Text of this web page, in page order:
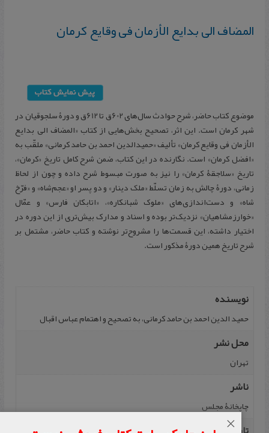
المضاف الی بدایع الأزمان فی وقایع کرمان
موضوع کتاب حاضر، شرح حوادث سال‌های 602ق تا 612ق و دورۀ سلجوقیان در
شهر کرمان است. این اثر، تصحیح بخش‌هایی از کتاب «المضاف الی بدایع
الأزمان فی وقایع کرمان» تألیف «حمیدالدین احمد بن حامد کرمانی» ملقّب به
«افضل کرمان»‌ است. نگارنده در این کتاب، ضمن شرح کامل تاریخ «کرمان»،
تاریخ «سلاجقۀ کرمان» را نیز به صورت مبسوط شرح داده و چون از لحاظ
زمانی، دورۀ چالش به زمان تسلّط «ملک دینار» و دو پسر او «عجم‌شاه»‌ و «فرّخ
شاه» و دست‌اندازی‌های «ملوک شبانکاره»، «اتابکان فارس» و عمّال
«خوارزمشاهیان» نزدیک‌تر بوده و اسناد و مدارک بیش‌تری از این دوره در
اختیار داشته، این قسمت‌ها را مشروح‌تر نوشته و کتاب حاضر، مشتمل بر
شرح تاریخ همین دورۀ مذکور است.
نویسنده
حمید الدین احمد بن حامد کرمانی، به تصحیح و اهتمام عباس اقبال
محل نشر
تهران
ناشر
چاپخانۀ مجلس
×